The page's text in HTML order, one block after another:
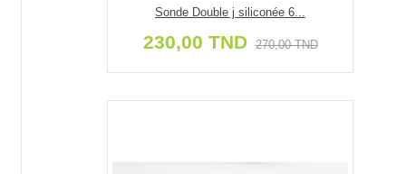
Sonde Double j siliconée 6...
230,00 TND 270,00 TND